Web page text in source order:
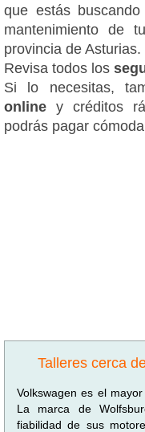
que estás
mantenimiento de
provincia de Asturias.
Revisa todos los
Si lo necesitas,
online y créditos
podrás pagar
Talleres cerca
Volkswagen es el
La marca de
fiabilidad de sus